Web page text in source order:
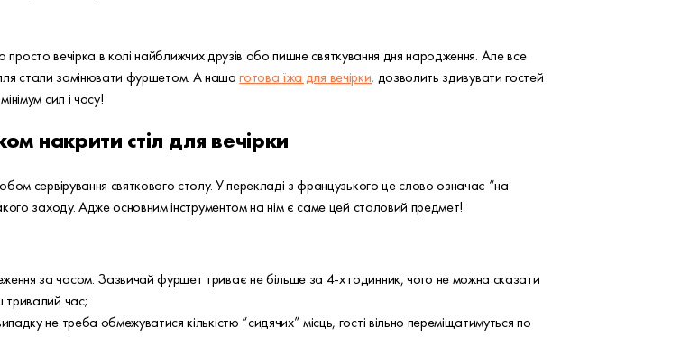
вечірка в колі найближчих друзів або пишне святкування дня народження. Але все
стали замінювати фуршетом. А нашаготова їжа для вечірки, дозволить здивувати гостей
сил і часу!
накрити стіл для вечірки
сервірування святкового столу. У перекладі з французького це слово означає “на
заходу. Адже основним інструментом на нім є саме цей столовий предмет!
за часом. Зазвичай фуршет триває не більше за 4-х годинник, чого не можна сказати
тривалий час;
не треба обмежуватися кількістю “сидячих” місць, гості вільно переміщатимуться по